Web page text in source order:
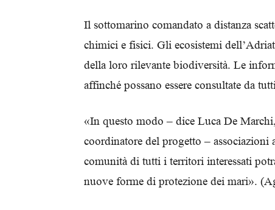
Il sottomarino comandato a distanza
chimici e fisici. Gli ecosistemi
della loro rilevante biodiversità. Le
affinché possano essere consultate da
«In questo modo – dice Luca De
coordinatore del progetto – associazioni
comunità di tutti i territori interessati
nuove forme di protezione dei mari».